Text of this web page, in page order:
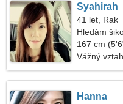
Syahirah
41 let, Rak
Hledám
167 cm
Vážný vztah
Hanna